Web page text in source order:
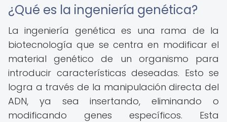
¿Qué es la ingeniería genética?
La ingeniería genética es una rama de la
biotecnología que se centra en modificar el
material genético de un organismo para
introducir características deseadas. Esto se
logra a través de la manipulación directa del
ADN, ya sea insertando, eliminando o
modificando genes específicos. Esta